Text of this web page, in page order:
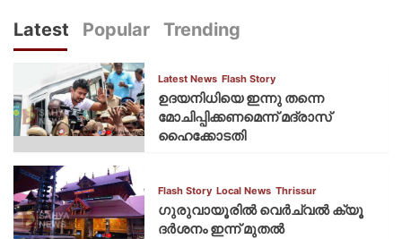
Latest Popular Trending
Latest News Flash Story
ഉദയനിധിയെ ഇന്നു തന്നെ
മോചിപ്പിക്കണമെന്ന് മദ്രാസ്
ഹൈക്കോടതി
Flash Story Local News Thrissur
ഗുരുവായൂരില്‍ വെര്‍ച്വല്‍ ക്യൂ
ദര്‍ശനം ഇന്ന് മുതല്‍